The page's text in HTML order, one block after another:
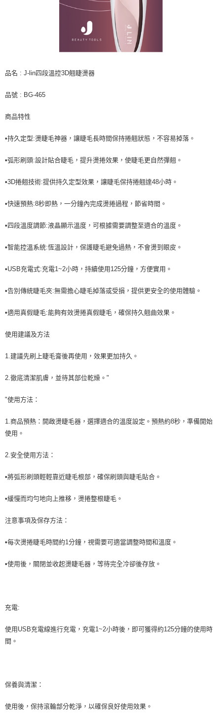
品名 : J-lin四段溫控3D翹睫燙器
品號 : BG-465
商品特性
•持久定型:燙睫毛神器，讓睫毛長時間保持捲翹狀態，不容易掉落。
•弧形刷頭:設計貼合睫毛，提升燙捲效果，使睫毛更自然彈翹。
•3D捲翹技術:提供持久定型效果，讓睫毛保持捲翹達48小時。
•快速預熱:8秒即熱，一分鐘內完成燙捲過程，節省時間。
•四段溫度調節:液晶顯示溫度，可根據需要調整至適合的溫度。
•智能控溫系統:恆溫設計，保護睫毛避免過熱，不會燙到眼皮。
•USB充電式:充電1~2小時，持續使用125分鐘，方便實用。
•告別傳統睫毛夾:無需擔心睫毛掉落或受損，提供更安全的使用體驗。
•適用真假睫毛:能夠有效燙捲真假睫毛，確保持久翹曲效果。
使用建議及方法
1.建議先刷上睫毛膏後再使用，效果更加持久。
2.徹底清潔肌膚，並待其部位乾燥。"
"使用方法：
1.商品預熱：開啟燙睫毛器，選擇適合的溫度設定。預熱約8秒，準備開始
使用。
2.安全使用方法：
•將弧形刷頭輕輕靠近睫毛根部，確保刷頭與睫毛貼合。
•緩慢而均勻地向上推移，燙捲整根睫毛。
注意事項及保存方法：
•每次燙捲睫毛時間約1分鐘，視需要可適當調整時間和溫度。
•使用後，關閉並收起燙睫毛器，等待完全冷卻後存放。
充電:
使用USB充電線進行充電，充電1~2小時後，即可獲得約125分鐘的使用時
間。
保養與清潔：
使用後，保持滾輪部分乾淨，以確保良好使用效果。